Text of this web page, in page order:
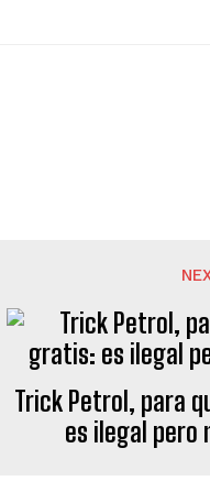
Trick Petrol, para
es ilegal pero